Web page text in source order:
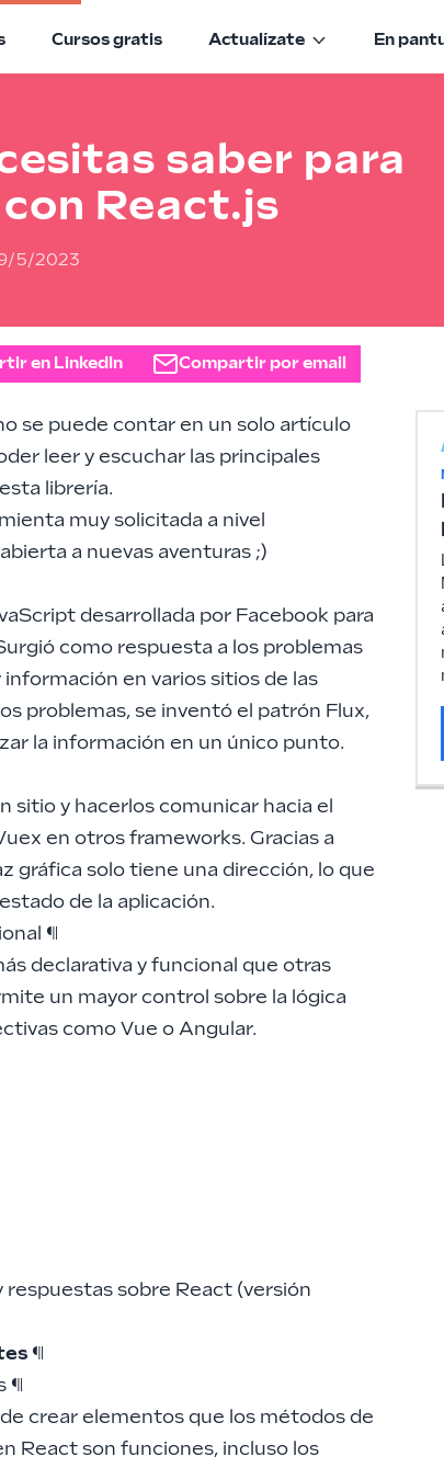
Cursos gratis Actualízate En
saber para
React.js
5/2023
en LinkedIn Compartir por email
se puede contar en un solo artículo
leer y escuchar las principales
librería.
muy solicitada a nivel
a nuevas aventuras ;)
desarrollada por Facebook para
como respuesta a los problemas
en varios sitios de las
problemas, se inventó el patrón Flux,
la información en un único punto.
sitio y hacerlos comunicar hacia el
en otros frameworks. Gracias a
gráfica solo tiene una dirección, lo que
de la aplicación.
¶
declarativa y funcional que otras
un mayor control sobre la lógica
como Vue o Angular.
respuestas sobre React (versión
¶
¶
crear elementos que los métodos de
React son funciones, incluso los